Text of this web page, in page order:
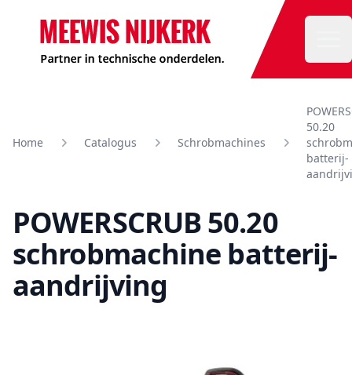
Home Catalogus Schrobmachines
50.20
batterij-
POWERSCRUB 50.20
schrobmachine batterij-
aandrijving